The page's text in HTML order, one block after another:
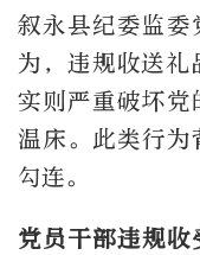
叙永县纪委监委
为，违规收送
实则严重破坏党
温床。此类行为
勾连。
党员干部违规